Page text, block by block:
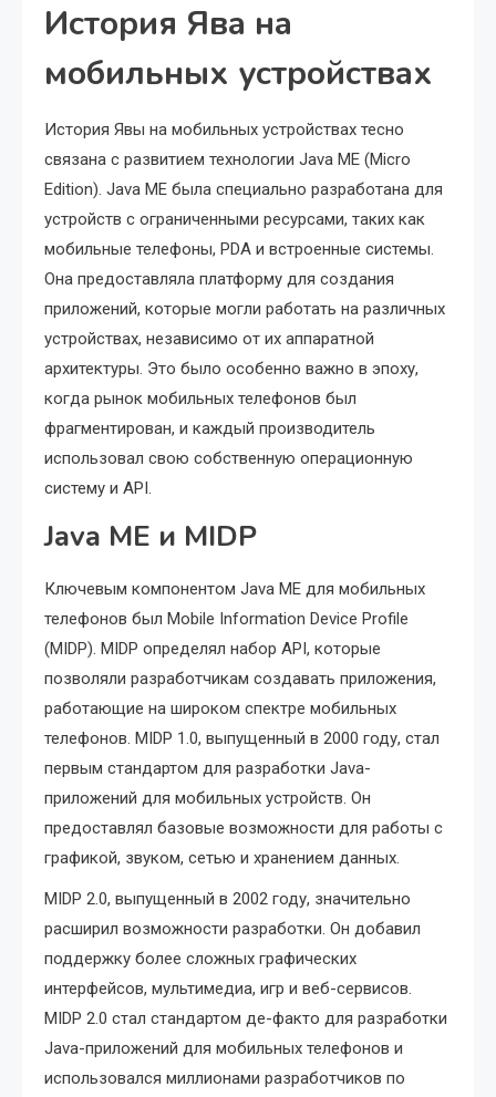
История Ява на
мобильных устройствах
История Явы на мобильных устройствах тесно
связана с развитием технологии Java ME (Micro
Edition). Java ME была специально разработана для
устройств с ограниченными ресурсами, таких как
мобильные телефоны, PDA и встроенные системы.
Она предоставляла платформу для создания
приложений, которые могли работать на различных
устройствах, независимо от их аппаратной
архитектуры. Это было особенно важно в эпоху,
когда рынок мобильных телефонов был
фрагментирован, и каждый производитель
использовал свою собственную операционную
систему и API.
Java ME и MIDP
Ключевым компонентом Java ME для мобильных
телефонов был Mobile Information Device Profile
(MIDP). MIDP определял набор API, которые
позволяли разработчикам создавать приложения,
работающие на широком спектре мобильных
телефонов. MIDP 1.0, выпущенный в 2000 году, стал
первым стандартом для разработки Java-
приложений для мобильных устройств. Он
предоставлял базовые возможности для работы с
графикой, звуком, сетью и хранением данных.
MIDP 2.0, выпущенный в 2002 году, значительно
расширил возможности разработки. Он добавил
поддержку более сложных графических
интерфейсов, мультимедиа, игр и веб-сервисов.
MIDP 2.0 стал стандартом де-факто для разработки
Java-приложений для мобильных телефонов и
использовался миллионами разработчиков по